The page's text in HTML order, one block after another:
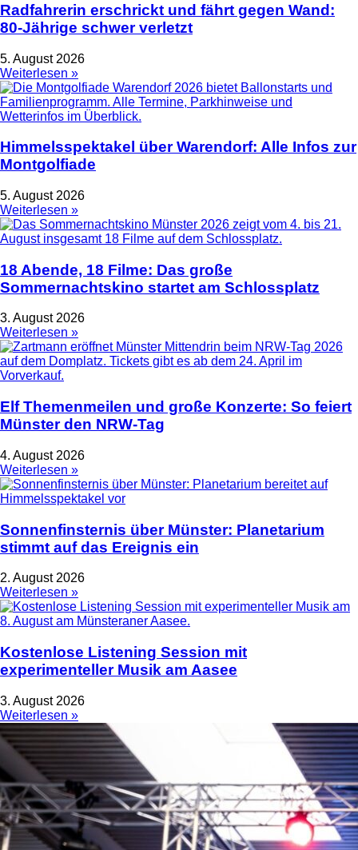
Radfahrerin erschrickt und fährt gegen Wand:
80-Jährige schwer verletzt
5. August 2026
Weiterlesen »
Himmelsspektakel über Warendorf: Alle Infos zur
Montgolfiade
5. August 2026
Weiterlesen »
18 Abende, 18 Filme: Das große
Sommernachtskino startet am Schlossplatz
3. August 2026
Weiterlesen »
Elf Themenmeilen und große Konzerte: So feiert
Münster den NRW-Tag
4. August 2026
Weiterlesen »
Sonnenfinsternis über Münster: Planetarium
stimmt auf das Ereignis ein
2. August 2026
Weiterlesen »
Kostenlose Listening Session mit
experimenteller Musik am Aasee
3. August 2026
Weiterlesen »